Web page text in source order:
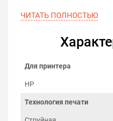
ЧИТАТЬ ПОЛНОСТЬЮ
Для принтера
HP
Технология печати